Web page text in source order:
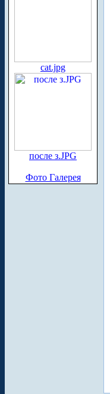
cat.jpg
после з.JPG
Фото Галерея